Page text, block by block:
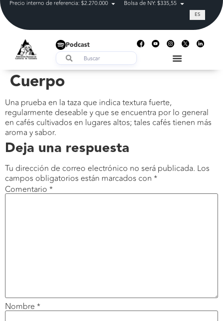
Precio interno de referencia: $2.270.000 Bolsa de NY: $335,55 Tasa de
ES
Podcast
Cuerpo
Una prueba en la taza que indica textura fuerte,
regularmente deseable y que se encuentra por lo general
en cafés cultivados en lugares altos; tales cafés tienen más
aroma y sabor.
Deja una respuesta
Tu dirección de correo electrónico no será publicada. Los
campos obligatorios están marcados con *
Comentario *
Nombre *